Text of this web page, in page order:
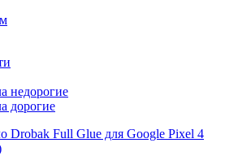
недорогие
дорогие
Drobak Full Glue для Google Pixel 4